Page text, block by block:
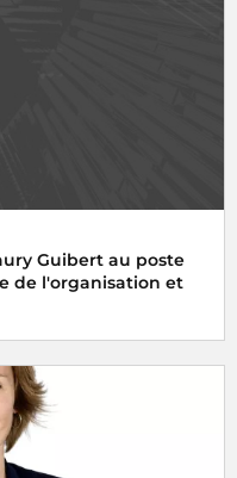
Guibert au poste
de l'organisation et